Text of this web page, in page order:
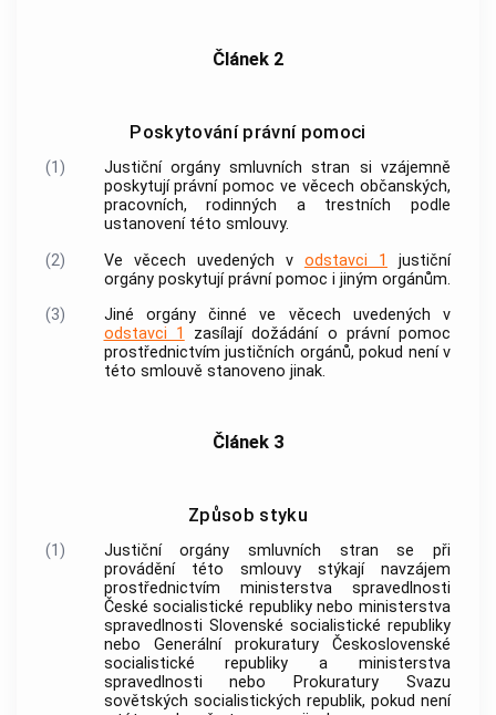
Článek 2
Poskytování právní pomoci
(1)
Justiční orgány smluvních stran si vzájemně
poskytují právní pomoc ve věcech občanských,
pracovních, rodinných a trestních podle
ustanovení této smlouvy.
(2)
Ve věcech uvedených v odstavci 1
justiční
orgány poskytují právní pomoc i jiným orgánům.
(3)
Jiné orgány činné ve věcech uvedených v
odstavci 1
zasílají dožádání o právní pomoc
prostřednictvím justičních orgánů, pokud není v
této smlouvě stanoveno jinak.
Článek 3
Způsob styku
(1)
Justiční orgány smluvních stran se při
provádění této smlouvy stýkají navzájem
prostřednictvím ministerstva spravedlnosti
České socialistické republiky nebo ministerstva
spravedlnosti Slovenské socialistické republiky
nebo Generální prokuratury Československé
socialistické republiky a ministerstva
spravedlnosti nebo Prokuratury Svazu
sovětských socialistických republik, pokud není